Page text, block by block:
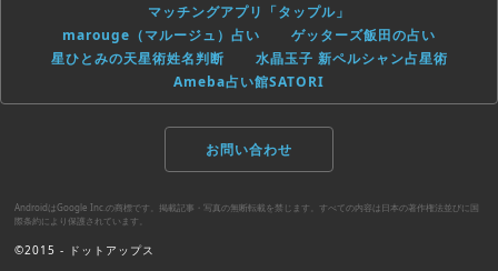
マッチングアプリ「タップル」
marouge（マルージュ）占い
ゲッターズ飯田の占い
星ひとみの天星術姓名判断
水晶玉子 新ペルシャン占星術
Ameba占い館SATORI
お問い合わせ
AndroidはGoogle Inc.の商標です。掲載記事・写真の無断転載を禁じます。すべての内容は日本の著作権法並びに国
際条約により保護されています。
©2015 - ドットアップス